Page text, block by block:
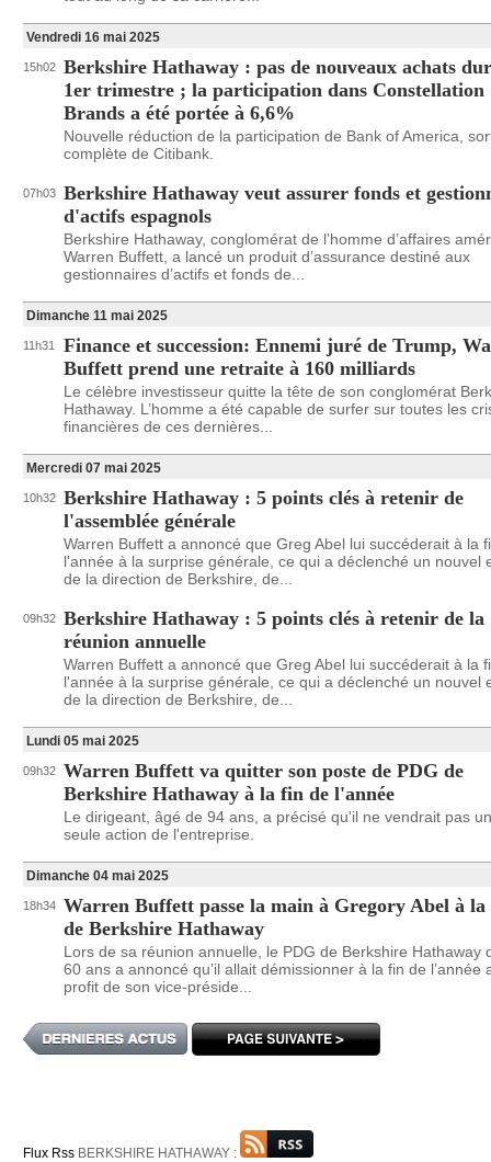
Vendredi 16 mai 2025
15h02 Berkshire Hathaway : pas de nouveaux achats
1er trimestre ; la participation dans Constellation
Brands a été portée à 6,6%
Nouvelle réduction de la participation de Bank of America,
complète de Citibank.
07h03 Berkshire Hathaway veut assurer fonds et
d'actifs espagnols
Berkshire Hathaway, conglomérat de l’homme d’affaires
Warren Buffett, a lancé un produit d’assurance destiné aux
gestionnaires d’actifs et fonds de...
Dimanche 11 mai 2025
11h31
Finance et succession: Ennemi juré de Trump,
Buffett prend une retraite à 160 milliards
Le célèbre investisseur quitte la tête de son conglomérat
Hathaway. L’homme a été capable de surfer sur toutes les
financières de ces dernières...
Mercredi 07 mai 2025
10h32 Berkshire Hathaway : 5 points clés à retenir de
l'assemblée générale
Warren Buffett a annoncé que Greg Abel lui succéderait à la
l'année à la surprise générale, ce qui a déclenché un nouvel
de la direction de Berkshire, de...
09h32 Berkshire Hathaway : 5 points clés à retenir de la
réunion annuelle
Warren Buffett a annoncé que Greg Abel lui succéderait à la
l'année à la surprise générale, ce qui a déclenché un nouvel
de la direction de Berkshire, de...
Lundi 05 mai 2025
09h32 Warren Buffett va quitter son poste de PDG de
Berkshire Hathaway à la fin de l'année
Le dirigeant, âgé de 94 ans, a précisé qu'il ne vendrait pas
seule action de l'entreprise.
Dimanche 04 mai 2025
18h34 Warren Buffett passe la main à Gregory Abel à la
de Berkshire Hathaway
Lors de sa réunion annuelle, le PDG de Berkshire Hathaway
60 ans a annoncé qu’il allait démissionner à la fin de l’année
profit de son vice-préside...
Flux Rss BERKSHIRE HATHAWAY :